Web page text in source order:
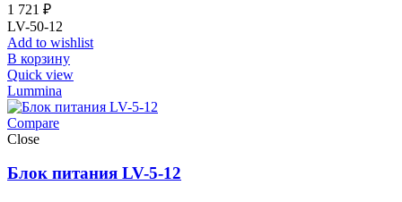
1 721 ₽
LV-50-12
Add to wishlist
В корзину
Quick view
Lummina
Compare
Close
Блок питания LV-5-12